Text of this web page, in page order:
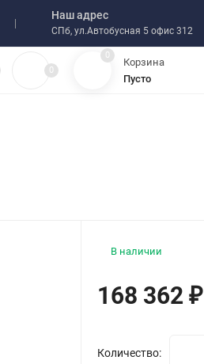
Наш адрес
СПб, ул.Автобусная 5 офис 312
0
0
Корзина
Пусто
В наличии
168 362₽
Количество: